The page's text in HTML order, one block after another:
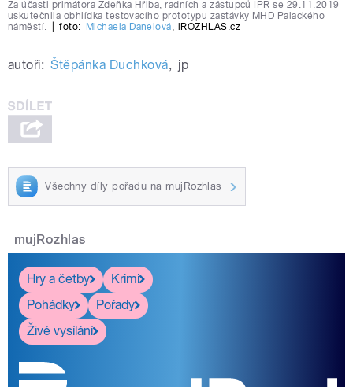
Za účasti primátora Zdeňka Hřiba, radních a zástupců IPR se 29.11.2019
uskutečnila obhlídka testovacího prototypu zastávky MHD Palackého
náměstí.
foto: Michaela Danelová, iROZHLAS.cz
autoři: Štěpánka Duchková, jp
Všechny díly pořadu na mujRozhlas
mujRozhlas
Hry a četby
Krimi
Pohádky
Pořady
Živé vysílání